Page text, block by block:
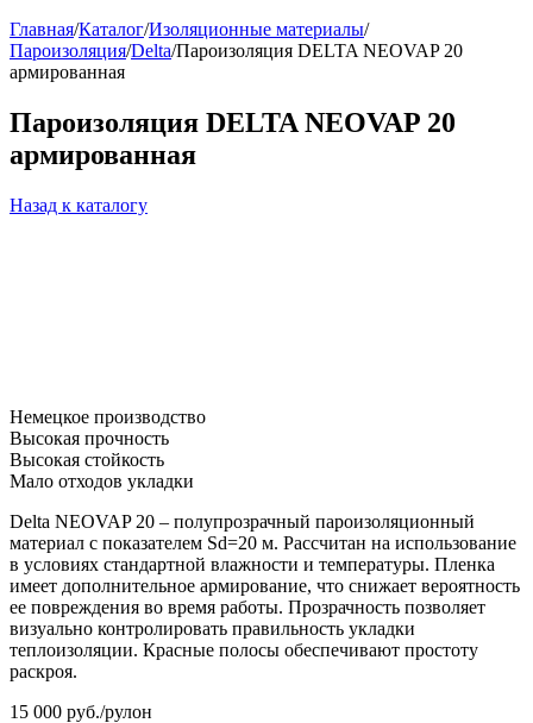
Главная/Каталог/Изоляционные материалы/
Пароизоляция/Delta/Пароизоляция DELTA NEOVAP 20
армированная
Пароизоляция DELTA NEOVAP 20
армированная
Назад к каталогу
Немецкое производство
Высокая прочность
Высокая стойкость
Мало отходов укладки
Delta NEOVAP 20 – полупрозрачный пароизоляционный
материал с показателем Sd=20 м. Рассчитан на использование
в условиях стандартной влажности и температуры. Пленка
имеет дополнительное армирование, что снижает вероятность
ее повреждения во время работы. Прозрачность позволяет
визуально контролировать правильность укладки
теплоизоляции. Красные полосы обеспечивают простоту
раскроя.
15 000 руб./рулон